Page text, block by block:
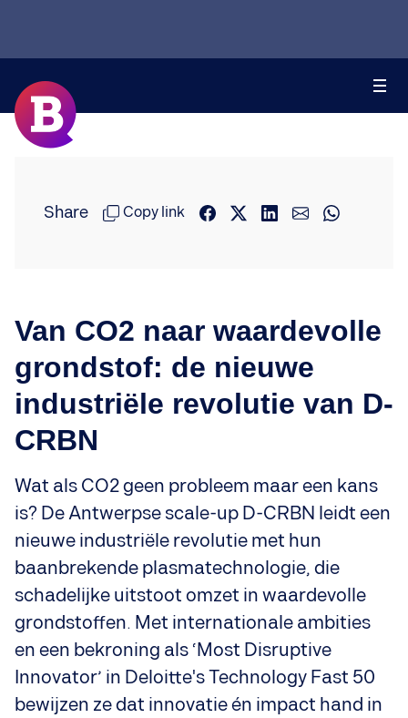
Share Copy link
Van CO2 naar waardevolle
grondstof: de nieuwe
industriële revolutie van D-
CRBN
Wat als CO2 geen probleem maar een kans
is? De Antwerpse scale-up D-CRBN leidt een
nieuwe industriële revolutie met hun
baanbrekende plasmatechnologie, die
schadelijke uitstoot omzet in waardevolle
grondstoffen. Met internationale ambities
en een bekroning als ‘Most Disruptive
Innovator’ in Deloitte's Technology Fast 50
bewijzen ze dat innovatie én impact hand in